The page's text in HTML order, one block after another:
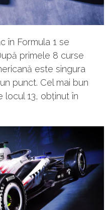
în Formula 1 se
primele 8 curse
este singura
punct. Cel mai bun
13, obținut în